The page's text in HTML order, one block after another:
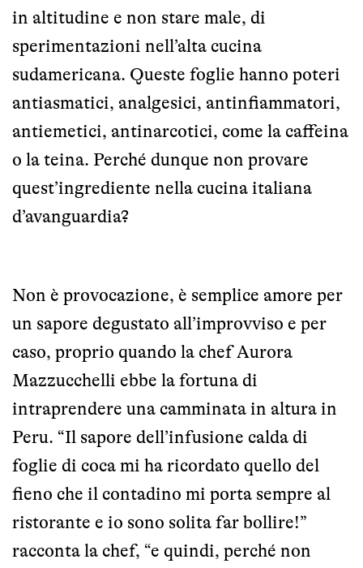
in altitudine e non stare male, di
sperimentazioni nell’alta cucina
sudamericana. Queste foglie hanno poteri
antiasmatici, analgesici, antinfiammatori,
antiemetici, antinarcotici, come la caffeina
o la teina. Perché dunque non provare
quest’ingrediente nella cucina italiana
d’avanguardia?
Non è provocazione, è semplice amore per
un sapore degustato all’improvviso e per
caso, proprio quando la chef Aurora
Mazzucchelli ebbe la fortuna di
intraprendere una camminata in altura in
Peru. “Il sapore dell’infusione calda di
foglie di coca mi ha ricordato quello del
fieno che il contadino mi porta sempre al
ristorante e io sono solita far bollire!”
racconta la chef, “e quindi, perché non